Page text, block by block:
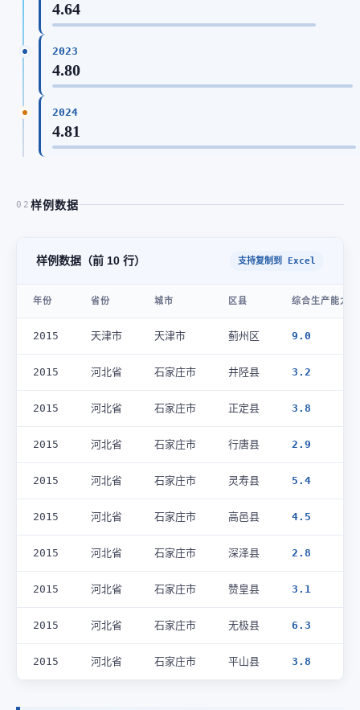
4.64
2023
4.80
2024
4.81
02 样例数据
样例数据（前 10 行） 支持复制到 Excel
年份 省份 城市 区县 综合生产能力(
2015 天津市 天津市 蓟州区 9.0
2015 河北省 石家庄市 井陉县 3.2
2015 河北省 石家庄市 正定县 3.8
2015 河北省 石家庄市 行唐县 2.9
2015 河北省 石家庄市 灵寿县 5.4
2015 河北省 石家庄市 高邑县 4.5
2015 河北省 石家庄市 深泽县 2.8
2015 河北省 石家庄市 赞皇县 3.1
2015 河北省 石家庄市 无极县 6.3
2015 河北省 石家庄市 平山县 3.8